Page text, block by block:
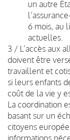
un autre
6 mois, au
actuelles.
3 / L’accès aux
doivent être
travaillent et
si leurs enfants
coût de la vie y
La coordination
basant sur un
citoyens
informations